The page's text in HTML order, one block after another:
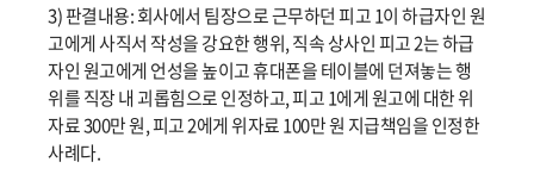
3) 판결내용: 회사에서 팀장으로 근무하던 피고 1이 하급자인 원
고에게 사직서 작성을 강요한 행위, 직속 상사인 피고 2는 하급
자인 원고에게 언성을 높이고 휴대폰을 테이블에 던져놓는 행
위를 직장 내 괴롭힘으로 인정하고, 피고 1에게 원고에 대한 위
자료 300만 원, 피고 2에게 위자료 100만 원 지급책임을 인정한
사례다.